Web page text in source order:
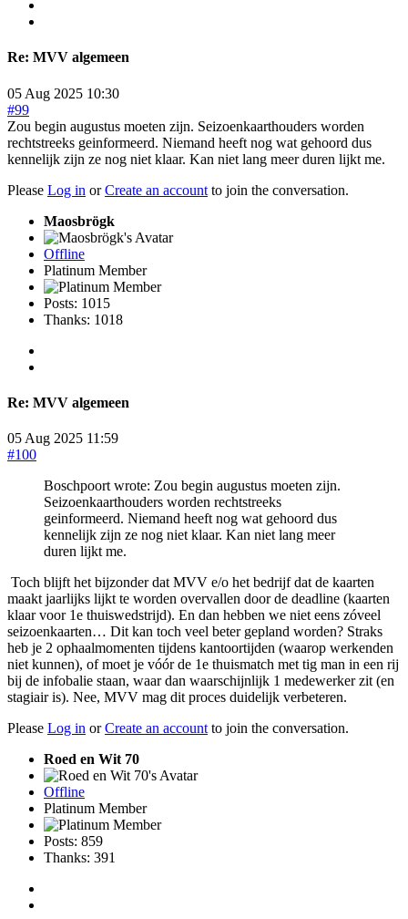
Re: MVV algemeen
05 Aug 2025 10:30
#99
Zou begin augustus moeten zijn. Seizoenkaarthouders worden
rechtstreeks geinformeerd. Niemand heeft nog wat gehoord dus
kennelijk zijn ze nog niet klaar. Kan niet lang meer duren lijkt me.
Please Log in orCreate an account to join the conversation.
Maosbrögk
Offline
Platinum Member
Posts: 1015
Thanks: 1018
Re: MVV algemeen
05 Aug 2025 11:59
#100
Boschpoort wrote: Zou begin augustus moeten zijn.
Seizoenkaarthouders worden rechtstreeks
geinformeerd. Niemand heeft nog wat gehoord dus
kennelijk zijn ze nog niet klaar. Kan niet lang meer
duren lijkt me.
Toch blijft het bijzonder dat MVV e/o het bedrijf dat de kaarten
maakt jaarlijks lijkt te worden overvallen door de deadline (kaarten
klaar voor 1e thuiswedstrijd). En dan hebben we niet eens zóveel
seizoenkaarten… Dit kan toch veel beter gepland worden? Straks
heb je 2 ophaalmomenten tijdens kantoortijden (waarop werkenden
niet kunnen), of moet je vóór de 1e thuismatch met tig man in een rij
bij de infobalie staan, waar dan waarschijnlijk 1 medewerker zit (en
stagiair is). Nee, MVV mag dit proces duidelijk verbeteren.
Please Log in orCreate an account to join the conversation.
Roed en Wit 70
Offline
Platinum Member
Posts: 859
Thanks: 391